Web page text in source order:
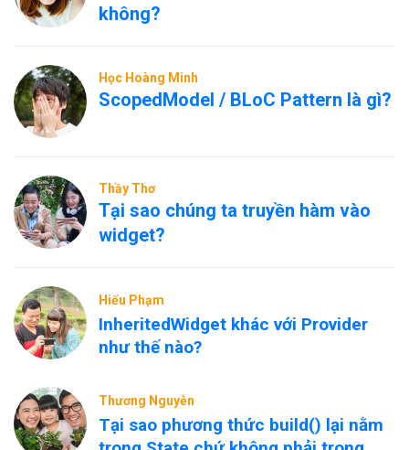
không?
Học Hoàng Minh
ScopedModel / BLoC Pattern là gì?
Thầy Thơ
Tại sao chúng ta truyền hàm vào
widget?
Hiếu Phạm
InheritedWidget khác với Provider
như thế nào?
Thương Nguyễn
Tại sao phương thức build() lại nằm